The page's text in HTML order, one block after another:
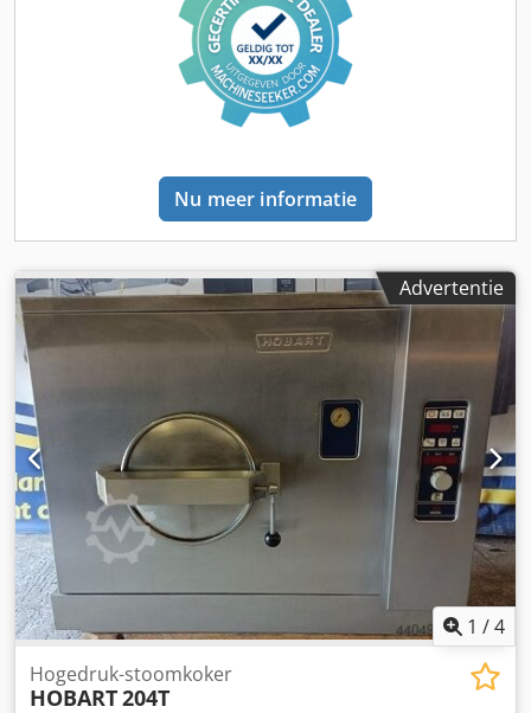
(B x D x H) Krachtig met Mind-Maps Wateraansluiting 3/4
inch Dcodpfx Ajxmrgtjdpok Aansluiting: 400V, 32A-CEE
stekker Nieuw apparaat & SAB gekeurd met garantie en
onderdelenservice Kwaliteit van de Unox specialist &
servicepartner! Profiteer van meer dan 35 jaar ervaring!
Opties: Hyper.Smoker GN bakplaat DET.Rinse ECO &
Rinse reiniger Pure waterfilter Onderhoudscontract
Bezorgservice Instructie & ingebruikname Bezoek ons Unox
Nu meer informatie
Advertentie
1 /4
Hogedruk-stoomkoker
HOBART204T